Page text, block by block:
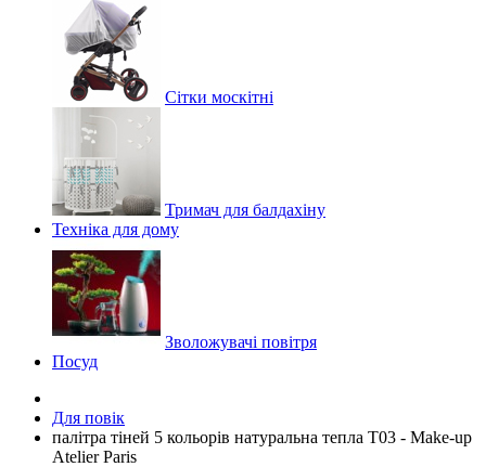
Сітки москітні
Тримач для балдахіну
Техніка для дому
Зволожувачі повітря
Посуд
Для повік
палітра тіней 5 кольорів натуральна тепла Т03 - Make-up
Atelier Paris